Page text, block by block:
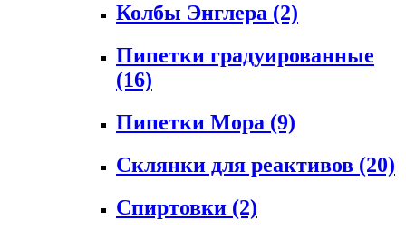
Колбы Энглера (2)
Пипетки градуированные
(16)
Пипетки Мора (9)
Склянки для реактивов (20)
Спиртовки (2)